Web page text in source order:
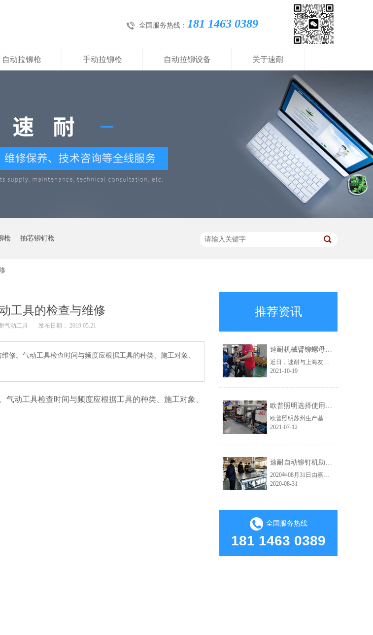
全国服务热线： 181 1463 0389
自动拉铆枪 手动拉铆枪 自动拉铆设备 关于速耐
枪 抽芯铆钉枪
工具的检查与维修
气动工具 发布日期： 2019.05.21
修。气动工具检查时间与频度应根据工具的种类、施工对象、
气动工具检查时间与频度应根据工具的种类、施工对象、
推荐资讯
速耐机械臂铆螺母枪助力上海友升提效升级
近日，速耐与上海友升铝业有限公司成功达成合作，为对方提供了速耐机械臂铆螺母枪，助力上海友升实现自动化生产。
2021-10-19
欧普照明选择使用速耐自动拉钉机
欧普照明苏州生产基地，此前一直使用的是其他品牌的铆接气动工具。在得知速耐自动拉钉机后，进行了详细的咨询，被速耐自动拉钉机“自动吸钉、一机顶三人”的特点深深吸引，于是决定采购。
2021-07-12
2020年08月31日由嘉佑佳设计的自动拉钉机顺利交付给海宁市红狮电梯装饰有限公司使用。嘉佑佳负责人范经理现场亲自指导并演示操作流程，红狮电梯吴总经理及相关负责人到现场学习，下图为交货试机现场。速耐自动拉钉机高效的应用：因其技术的大幅提升，使得人和工具在保证了绝对安全的前提下大大提高生产效益了。从而实......
2020-08-31
全国服务热线
181 1463 0389